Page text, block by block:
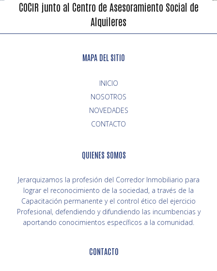
COCIR junto al Centro de Asesoramiento Social de
Alquileres
MAPA DEL SITIO
INICIO
NOVEDADES
CONTACTO
QUIENES SOMOS
Jerarquizamos la profesión del Corredor Inmobiliario para
lograr el reconocimiento de la sociedad, a través de la
Capacitación permanente y el control ético del ejercicio
Profesional, defendiendo y difundiendo las incumbencias y
aportando conocimientos específicos a la comunidad.
CONTACTO